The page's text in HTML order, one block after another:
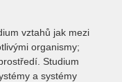
vztahů jak mezi
organismy;
Studium
a systémy